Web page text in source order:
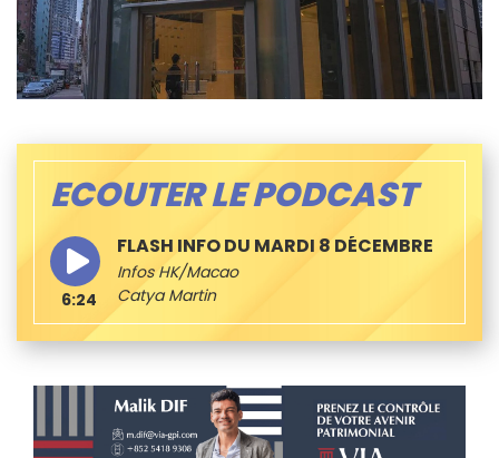
ECOUTER LE PODCAST
FLASH INFO DU MARDI 8 DÉCEMBRE
Infos HK/Macao
Catya Martin
6:24